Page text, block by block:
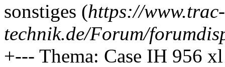
sonstiges (https://www.trac-
technik.de/Forum/
+--- Thema: Case IH 956